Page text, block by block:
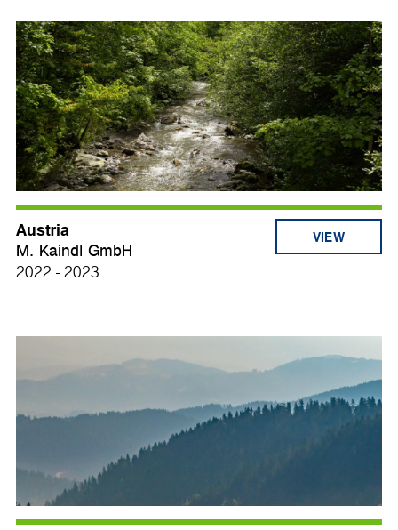
Austria
M. Kaindl GmbH
2022 - 2023
VIEW